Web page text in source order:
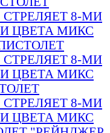
8-МИ
ЦВЕТА МИКС
8-МИ
ЦВЕТА МИКС
8-МИ
ЦВЕТА МИКС